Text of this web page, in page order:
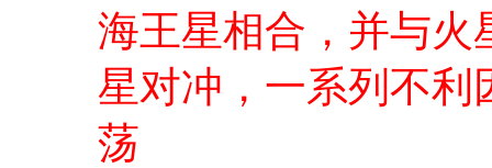
海王星相合，并与火
星对冲，一系列不利
荡